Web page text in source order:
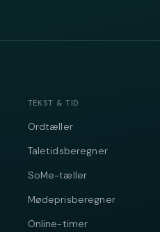
TEKST & TID
Ordtæller
Taletidsberegner
SoMe-tæller
Mødeprisberegner
Online-timer